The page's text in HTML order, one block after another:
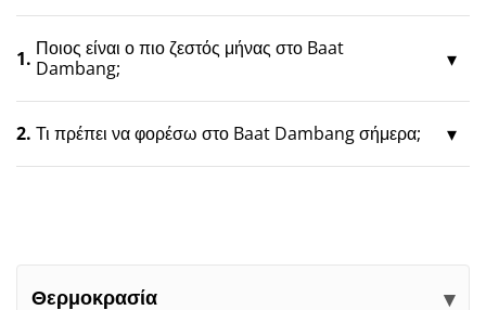
1. Ποιος είναι ο πιο ζεστός μήνας στο Baat
Dambang;
2. Τι πρέπει να φορέσω στο Baat Dambang σήμερα;
Θερμοκρασία